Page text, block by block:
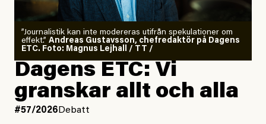
”Journalistik kan inte modereras utifrån spekulationer om
effekt.” Andreas Gustavsson, chefredaktör på Dagens
ETC. Foto: Magnus Lejhall / TT /
Dagens ETC: Vi
granskar allt och alla
#57/2026 Debatt